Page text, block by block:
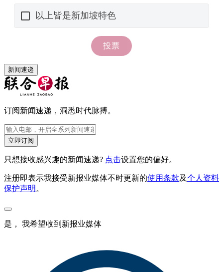
新闻速递
订阅新闻速递，洞悉时代脉搏。
立即订阅
只想接收感兴趣的新闻速递? 点击设置您的偏好。
注册即表示我接受新报业媒体不时更新的使用条款及个人资料
保护声明 。
是， 我希望收到新报业媒体